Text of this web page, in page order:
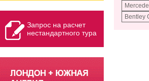
Запрос на расчет
нестандартного тура
Bentley